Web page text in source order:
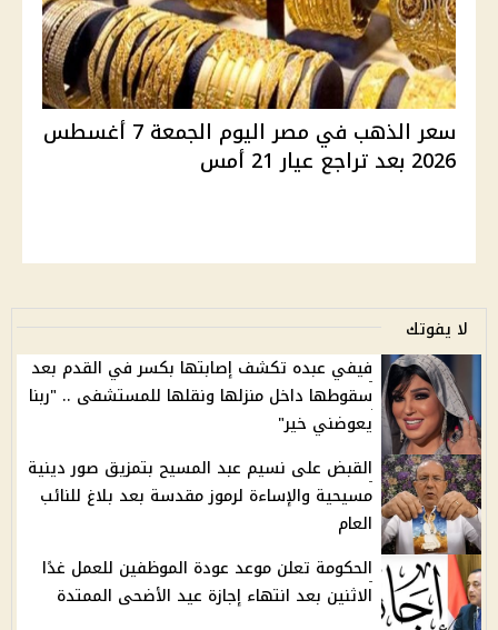
سعر الذهب في مصر اليوم الجمعة 7 أغسطس
2026 بعد تراجع عيار 21 أمس
لا يفوتك
فيفي عبده تكشف إصابتها بكسر في القدم بعد
سقوطها داخل منزلها ونقلها للمستشفى .. "ربنا
يعوضني خير"
القبض على نسيم عبد المسيح بتمزيق صور دينية
مسيحية والإساءة لرموز مقدسة بعد بلاغ للنائب
العام
الحكومة تعلن موعد عودة الموظفين للعمل غدًا
الاثنين بعد انتهاء إجازة عيد الأضحى الممتدة